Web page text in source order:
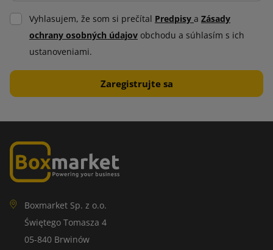
Vyhlasujem, že som si prečítal Predpisy a Zásady
ochrany osobných údajov obchodu a súhlasím s ich
ustanoveniami.
Boxmarket Sp. z o.o.
Świętego Tomasza 4
05-840 Brwinów